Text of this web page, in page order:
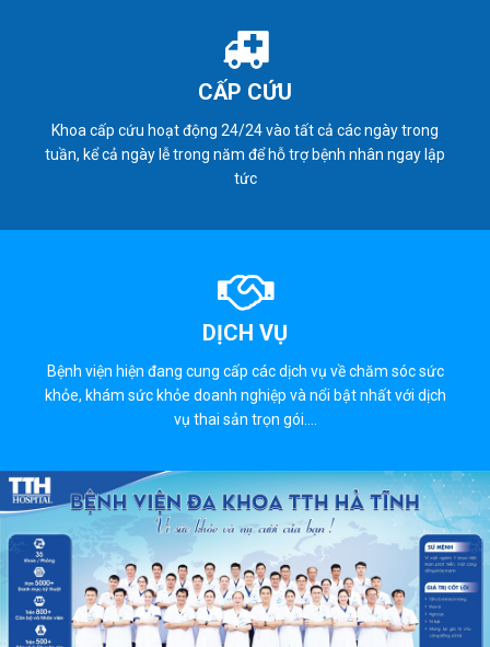
CẤP CỨU
Khoa cấp cứu hoạt động 24/24 vào tất cả các ngày trong
tuần, kể cả ngày lễ trong năm để hỗ trợ bệnh nhân ngay lập
tức
DỊCH VỤ
Bệnh viện hiện đang cung cấp các dịch vụ về chăm sóc sức
khỏe, khám sức khỏe doanh nghiệp và nổi bật nhất với dịch
vụ thai sản trọn gói....